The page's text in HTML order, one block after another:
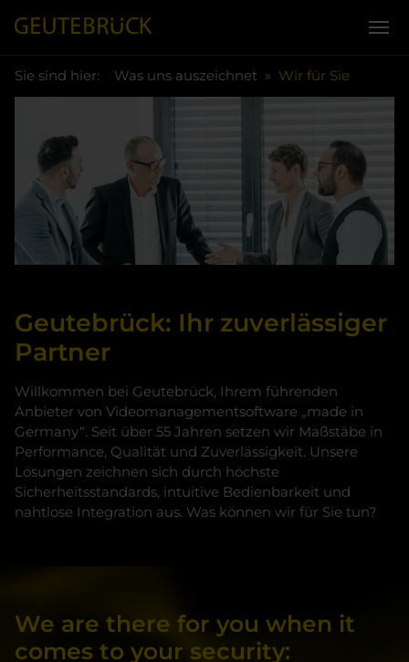
Sie sind hier: Was uns auszeichnet Wir für Sie
Geutebrück: Ihr zuverlässiger
Partner
Willkommen bei Geutebrück, Ihrem führenden
Anbieter von Videomanagementsoftware „made in
Germany“. Seit über 55 Jahren setzen wir Maßstäbe in
Performance, Qualität und Zuverlässigkeit. Unsere
Lösungen zeichnen sich durch höchste
Sicherheitsstandards, intuitive Bedienbarkeit und
nahtlose Integration aus. Was können wir für Sie tun?
We are there for you when it
comes to your security: